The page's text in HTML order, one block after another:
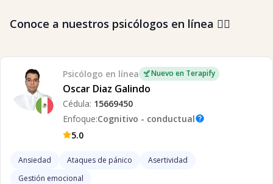
Conoce a nuestros psicólogos en línea 👇🏼
Psicólogo en línea Nuevo en Terapify
Oscar Diaz Galindo
Cédula: 15669450
Enfoque:Cognitivo - conductualhelp
5.0
Ansiedad Ataques de pánico
Asertividad
Gestión emocional